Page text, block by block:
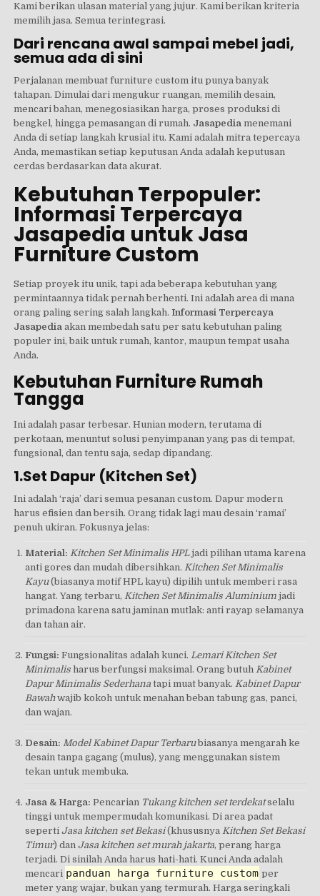
Kami berikan ulasan material yang jujur. Kami berikan kriteria
memilih jasa. Semua terintegrasi.
Dari rencana awal sampai mebel jadi,
semua ada di sini
Perjalanan membuat furniture custom itu punya banyak
tahapan. Dimulai dari mengukur ruangan, memilih desain,
mencari bahan, menegosiasikan harga, proses produksi di
bengkel, hingga pemasangan di rumah. Jasapedia menemani
Anda di setiap langkah krusial itu. Kami adalah mitra tepercaya
Anda, memastikan setiap keputusan Anda adalah keputusan
cerdas berdasarkan data akurat.
Kebutuhan Terpopuler:
Informasi Terpercaya
Jasapedia untuk Jasa
Furniture Custom
Setiap proyek itu unik, tapi ada beberapa kebutuhan yang
permintaannya tidak pernah berhenti. Ini adalah area di mana
orang paling sering salah langkah.Informasi Terpercaya
Jasapedia akan membedah satu per satu kebutuhan paling
populer ini, baik untuk rumah, kantor, maupun tempat usaha
Anda.
Kebutuhan Furniture Rumah
Tangga
Ini adalah pasar terbesar. Hunian modern, terutama di
perkotaan, menuntut solusi penyimpanan yang pas di tempat,
fungsional, dan tentu saja, sedap dipandang.
1.Set Dapur (Kitchen Set)
Ini adalah ‘raja’ dari semua pesanan custom. Dapur modern
harus efisien dan bersih. Orang tidak lagi mau desain ‘ramai’
penuh ukiran. Fokusnya jelas:
Material: Kitchen Set Minimalis HPLjadi pilihan utama karena
anti gores dan mudah dibersihkan. Kitchen Set Minimalis
Kayu(biasanya motif HPL kayu) dipilih untuk memberi rasa
hangat. Yang terbaru, Kitchen Set Minimalis Aluminiumjadi
primadona karena satu jaminan mutlak: anti rayap selamanya
dan tahan air.
Fungsi: Fungsionalitas adalah kunci. Lemari Kitchen Set
Minimalisharus berfungsi maksimal. Orang butuh Kabinet
Dapur Minimalis Sederhanatapi muat banyak. Kabinet Dapur
Bawahwajib kokoh untuk menahan beban tabung gas, panci,
dan wajan.
Desain: Model Kabinet Dapur Terbarubiasanya mengarah ke
desain tanpa gagang (mulus), yang menggunakan sistem
tekan untuk membuka.
Jasa & Harga: Pencarian Tukang kitchen set terdekatselalu
tinggi untuk mempermudah komunikasi. Di area padat
seperti Jasa kitchen set Bekasi(khususnya Kitchen Set Bekasi
Timur) dan Jasa kitchen set murah jakarta, perang harga
terjadi. Di sinilah Anda harus hati-hati. Kunci Anda adalah
mencari panduan harga furniture custom per
meter yang wajar, bukan yang termurah. Harga seringkali